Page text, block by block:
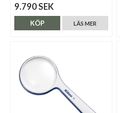
9.790 SEK
LÄS MER
KÖP